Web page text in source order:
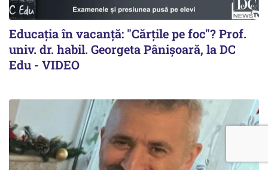
Educația în vacanță: "Cărțile pe foc"? Prof.
univ. dr. habil. Georgeta Pânișoară, la DC
Edu - VIDEO